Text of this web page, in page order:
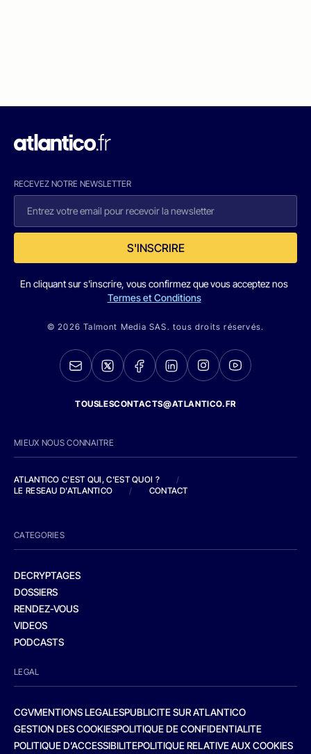
RECEVEZ NOTRE NEWSLETTER
S'INSCRIRE
En cliquant sur s'inscrire, vous confirmez que vous acceptez nos
Termes et Conditions
© 2026 Talmont Media SAS. tous droits réservés.
TOUSLESCONTACTS@ATLANTICO.FR
MIEUX NOUS CONNAITRE
ATLANTICO C'EST QUI, C'EST QUOI ?
/
LE RESEAU D'ATLANTICO
/ CONTACT
CATEGORIES
DECRYPTAGES
DOSSIERS
RENDEZ-VOUS
VIDEOS
PODCASTS
LEGAL
CGVMENTIONS LEGALESPUBLICITE SUR ATLANTICO
GESTION DES COOKIESPOLITIQUE DE CONFIDENTIALITE
POLITIQUE D’ACCESSIBILITEPOLITIQUE RELATIVE AUX COOKIES